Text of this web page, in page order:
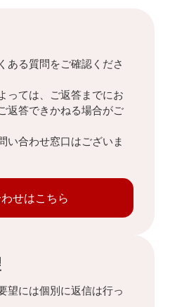
ある質問をご確認くださ
っては、ご返答までにお
返答できかねる場合がご
い合わせ窓口はございま
せはこちら
望には個別に返信は行っ